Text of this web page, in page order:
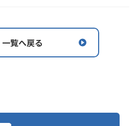
一覧へ戻る